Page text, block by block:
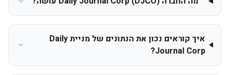
איך קוראים נכון את הנתונים של מניית Daily
Journal Corp?